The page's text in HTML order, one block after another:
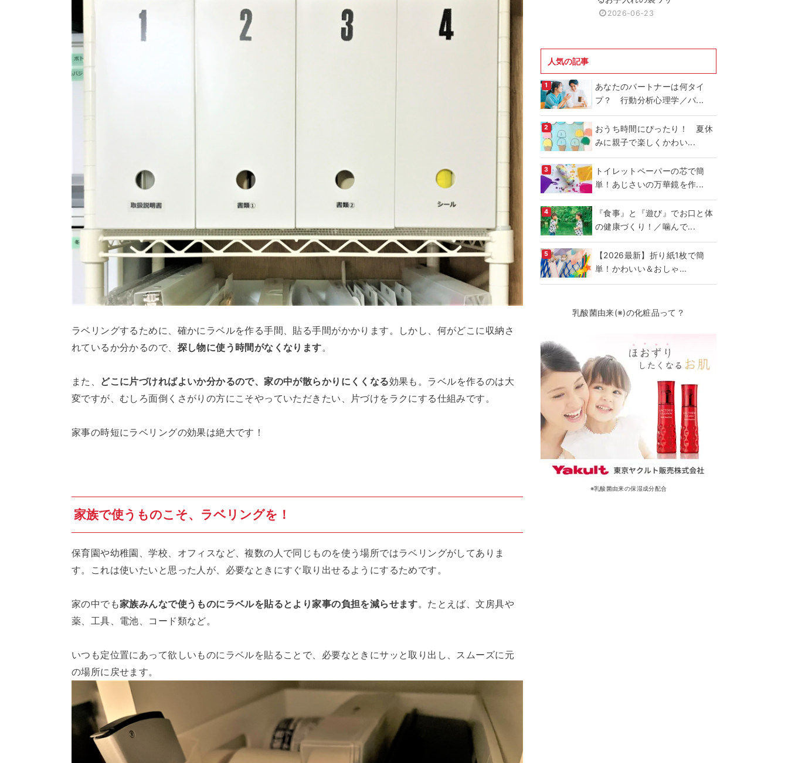
ラベリングするために、確かにラベルを作る手間、貼る手間がかかります。しかし、何がどこに収納さ
れているか分かるので、 探し物に使う時間がなくなります。
また、 どこに片づければよいか分かるので、家の中が散らかりにくくなる効果も。ラベルを作るのは大
変ですが、むしろ面倒くさがりの方にこそやっていただきたい、片づけをラクにする仕組みです。
家事の時短にラベリングの効果は絶大です！
家族で使うものこそ、ラベリングを！
保育園や幼稚園、学校、オフィスなど、複数の人で同じものを使う場所ではラベリングがしてありま
す。これは使いたいと思った人が、必要なときにすぐ取り出せるようにするためです。
家の中でも家族みんなで使うものにラベルを貼るとより家事の負担を減らせます。たとえば、文房具や
薬、工具、電池、コード類など。
いつも定位置にあって欲しいものにラベルを貼ることで、必要なときにサッと取り出し、スムーズに元
の場所に戻せます。
2026-06-23
人気の記事
あなたのパートナーは何タイ
プ？ 行動分析心理学／パ...
おうち時間にぴったり！ 夏休
みに親子で楽しくかわい...
トイレットペーパーの芯で簡
単！あじさいの万華鏡を作...
『食事』と『遊び』でお口と体
の健康づくり！／噛んで...
【2026最新】折り紙1枚で簡
単！かわいい＆おしゃ...
乳酸菌由来(※)の化粧品って？
※乳酸菌由来の保湿成分配合